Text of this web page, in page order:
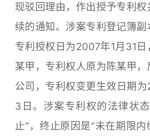
现驳回理由，作出授予专利权
续的通知。涉案专利登记簿副
专利授权日为2007年1月31日
某甲，专利权人原为陈某甲
公司，专利权变更生效日期
3日。涉案专利权的法律状
止”，终止原因是“未在期限